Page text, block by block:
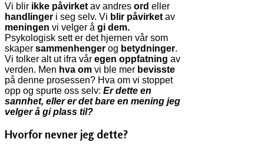
Vi blir ikke påvirket av andres ord eller
handlinger i seg selv. Vi blir påvirket av
meningen vi velger å gi dem.
Psykologisk sett er det hjernen vår som
skaper sammenhenger og betydninger.
Vi tolker alt ut ifra vår egen oppfatning av
verden. Men hva om vi ble mer bevisste
på denne prosessen? Hva om vi stoppet
opp og spurte oss selv: Er dette en
sannhet, eller er det bare en mening jeg
velger å gi plass til?
Hvorfor nevner jeg dette?